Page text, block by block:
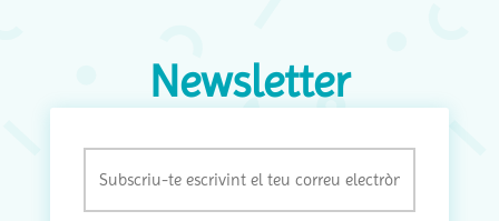
Newsletter